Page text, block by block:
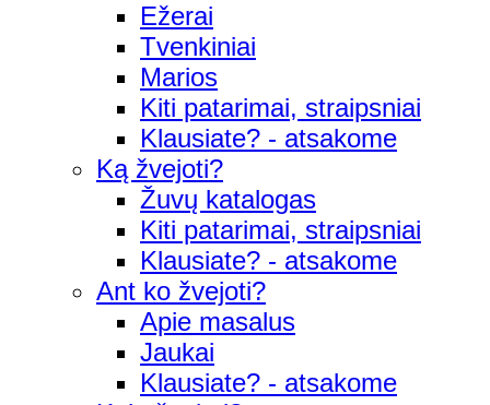
Ežerai
Tvenkiniai
Marios
Kiti patarimai, straipsniai
Klausiate? - atsakome
Ką žvejoti?
Žuvų katalogas
Kiti patarimai, straipsniai
Klausiate? - atsakome
Ant ko žvejoti?
Apie masalus
Jaukai
Klausiate? - atsakome